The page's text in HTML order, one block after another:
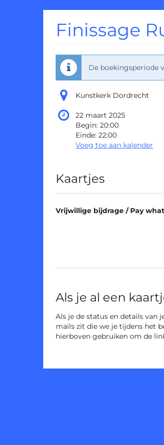
Ga naar de
Finissage
De boekingsperiode
Kunstkerk Dordrecht
22 maart 2025
Begin: 20:00
Einde: 22:00
Voeg toe aan kalender
Producten
Kaartjes
Vrijwillige bijdrage / Pay
Als je al een
Als je de status en details van
mails zit die we je tijdens het
hierboven gebruiken om de